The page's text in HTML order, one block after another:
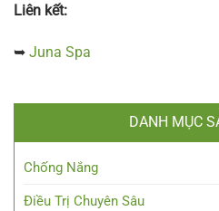
Liên kết:
➥ Juna Spa
DANH MỤC
Chống Nắng
Điều Trị Chuyên Sâu